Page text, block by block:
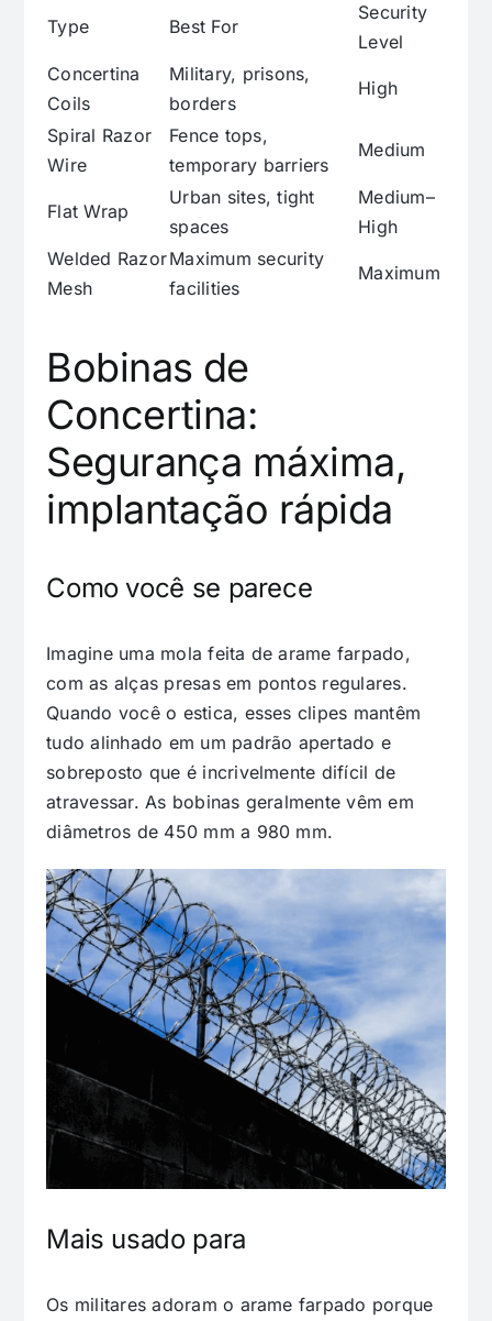
Type Best For
Security
Level
Concertina
Coils
Military, prisons,
borders
High
Spiral Razor
Wire
Fence tops,
temporary barriers
Medium
Flat Wrap
Urban sites, tight
spaces
Medium–
High
Welded Razor
Mesh
Maximum security
facilities
Maximum
Bobinas de
Concertina:
Segurança máxima,
implantação rápida
Como você se parece
Imagine uma mola feita de arame farpado,
com as alças presas em pontos regulares.
Quando você o estica, esses clipes mantêm
tudo alinhado em um padrão apertado e
sobreposto que é incrivelmente difícil de
atravessar. As bobinas geralmente vêm em
diâmetros de 450 mm a 980 mm.
Mais usado para
Os militares adoram o arame farpado porque